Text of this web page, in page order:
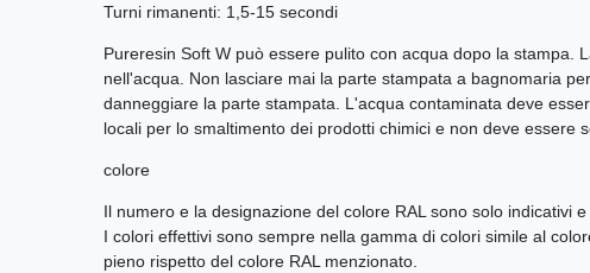
Turni rimanenti: 1,5-15 secondi
Pureresin Soft W può essere pulito con acqua dopo la stampa.
nell'acqua. Non lasciare mai la parte stampata a bagnomaria
danneggiare la parte stampata. L'acqua contaminata deve
locali per lo smaltimento dei prodotti chimici e non deve essere
colore
Il numero e la designazione del colore RAL sono solo indicativi
I colori effettivi sono sempre nella gamma di colori simile al
pieno rispetto del colore RAL menzionato.